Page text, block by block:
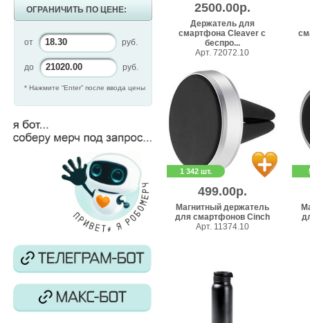
ОГРАНИЧИТЬ ПО ЦЕНЕ:
от руб.
до руб.
* Нажмите “Enter” после ввода цены
2500.00р.
Держатель для
смартфона Cleaver с
беспро...
Арт. 72072.10
1 342 шт.
499.00р.
Магнитный держатель
для смартфонов Cinch
Арт. 11374.10